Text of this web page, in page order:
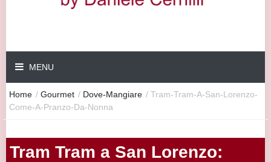
MENU
Home / Gourmet / Dove-Mangiare / Tram-Tram-A-San-Lorenzo-
Come-A-Pranzo-Da-Nonna
Tram Tram a San Lorenzo: